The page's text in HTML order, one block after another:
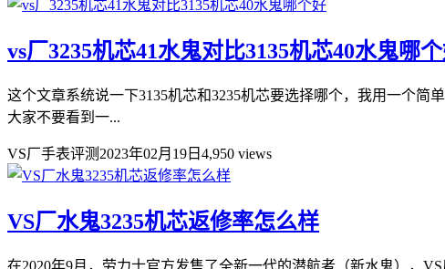
vs厂3235机芯41水鬼对比3135机芯40水鬼哪
这个文章系统说一下3135机芯和3235机芯要选择哪个，我用一个简
大家不要看到一...
VS厂手表评测 2023年02月19日 4,950 views
VS厂水鬼3235机芯返修率怎么样
在2020年9月，劳力士官方发售了全新一代的潜航者（新水鬼），